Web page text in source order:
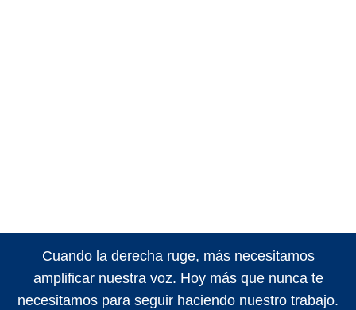
Cuando la derecha ruge, más necesitamos
amplificar nuestra voz. Hoy más que nunca te
necesitamos para seguir haciendo nuestro trabajo.